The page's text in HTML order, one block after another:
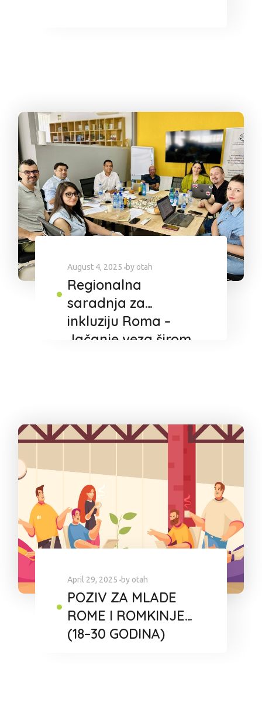
August 4, 2025 by otah
Regionalna
saradnja za
inkluziju Roma –
Jačanje veza širom
April 29, 2025 by otah
POZIV ZA MLADE
ROME I ROMKINJE
(18–30 GODINA)